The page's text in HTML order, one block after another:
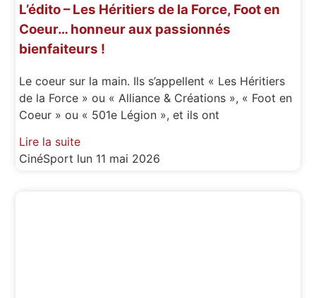
L’édito – Les Héritiers de la Force, Foot en
Coeur… honneur aux passionnés
bienfaiteurs !
Le coeur sur la main. Ils s’appellent « Les Héritiers
de la Force » ou « Alliance & Créations », « Foot en
Coeur » ou « 501e Légion », et ils ont
Lire la suite
CinéSport lun 11 mai 2026